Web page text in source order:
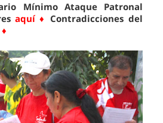
Mínimo Ataque Patronal
aquí ♦ Contradicciones del